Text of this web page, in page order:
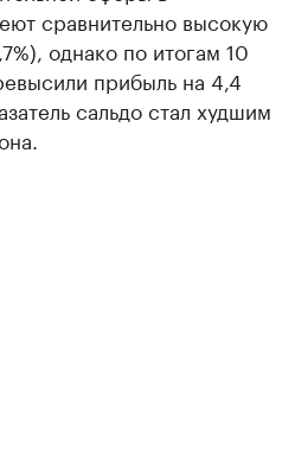
сравнительно высокую
однако по итогам 10
прибыль на 4,4
сальдо стал худшим